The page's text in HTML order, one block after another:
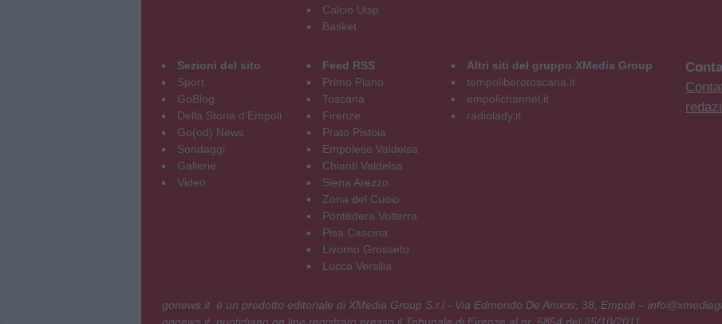
Calcio Uisp
Basket
Sezioni del sito
Sport
GoBlog
Della Storia d'Empoli
Go(od) News
Sondaggi
Gallerie
Video
Feed RSS
Primo Piano
Toscana
Firenze
Prato Pistoia
Empolese Valdelsa
Chianti Valdelsa
Siena Arezzo
Zona del Cuoio
Pontedera Volterra
Pisa Cascina
Livorno Grosseto
Lucca Versilia
Altri siti del gruppo XMedia Group
tempoliberotoscana.it
empolichannel.it
radiolady.it
gonews.it è un prodotto editoriale di XMedia Group S.r.l - Via Edmondo De Amicis, 38, Empoli –